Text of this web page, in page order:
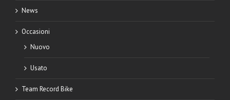
News
Occasioni
Nuovo
Usato
Team Record Bike